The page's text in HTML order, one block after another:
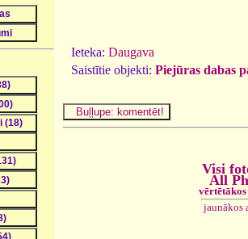
Ieteka: Daugava
Saistītie objekti: Piejūras dabas
Visi
All
jaunākos